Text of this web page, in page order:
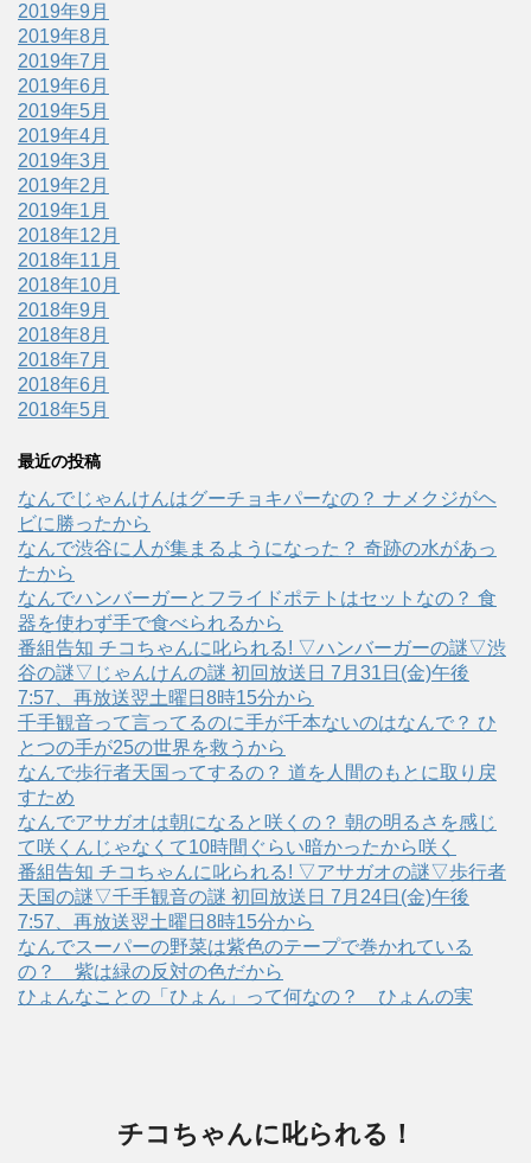
2019年9月
2019年8月
2019年7月
2019年6月
2019年5月
2019年4月
2019年3月
2019年2月
2019年1月
2018年12月
2018年11月
2018年10月
2018年9月
2018年8月
2018年7月
2018年6月
2018年5月
最近の投稿
なんでじゃんけんはグーチョキパーなの？ ナメクジがヘ
ビに勝ったから
なんで渋谷に人が集まるようになった？ 奇跡の水があっ
たから
なんでハンバーガーとフライドポテトはセットなの？ 食
器を使わず手で食べられるから
番組告知 チコちゃんに叱られる! ▽ハンバーガーの謎▽渋
谷の謎▽じゃんけんの謎 初回放送日 7月31日(金)午後
7:57、再放送翌土曜日8時15分から
千手観音って言ってるのに手が千本ないのはなんで？ ひ
とつの手が25の世界を救うから
なんで歩行者天国ってするの？ 道を人間のもとに取り戻
すため
なんでアサガオは朝になると咲くの？ 朝の明るさを感じ
て咲くんじゃなくて10時間ぐらい暗かったから咲く
番組告知 チコちゃんに叱られる! ▽アサガオの謎▽歩行者
天国の謎▽千手観音の謎 初回放送日 7月24日(金)午後
7:57、再放送翌土曜日8時15分から
なんでスーパーの野菜は紫色のテープで巻かれている
の？ 紫は緑の反対の色だから
ひょんなことの「ひょん」って何なの？ ひょんの実
チコちゃんに叱られる！